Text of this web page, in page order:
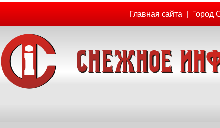
Главная сайта Город